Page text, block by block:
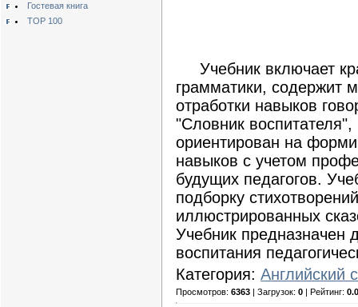
Гостевая книга
TOP 100
Учебник включает
грамматики, содержит
отработки навыков
"Словник
ориентирован на
навыков с учетом
будущих педагогов.
подборку
иллюстрированных
Учебник предназначен
воспитания
Категория: Английский
Просмотров: 6363 | Загрузок: 0 | Рейтинг: 0.0